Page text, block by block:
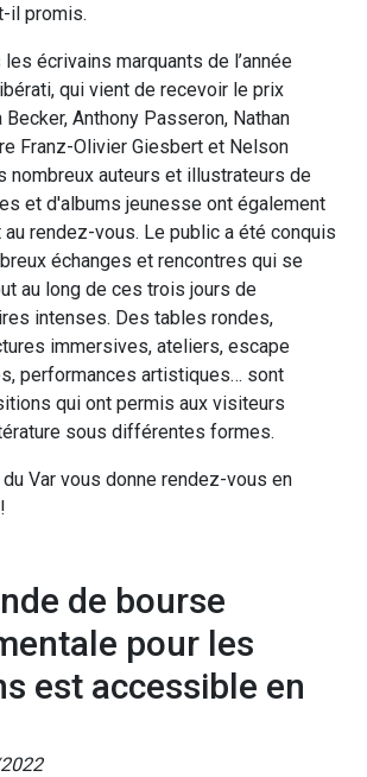
il promis.
écrivains marquants de l’année
qui vient de recevoir le prix
Becker, Anthony Passeron, Nathan
Franz-Olivier Giesbert et Nelson
nombreux auteurs et illustrateurs de
et d'albums jeunesse ont également
rendez-vous. Le public a été conquis
échanges et rencontres qui se
au long de ces trois jours de
intenses. Des tables rondes,
immersives, ateliers, escape
performances artistiques… sont
qui ont permis aux visiteurs
sous différentes formes.
Var vous donne rendez-vous en
de bourse
pour les
est accessible en